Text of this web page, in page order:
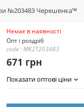
№203483 Черешенка™
Немає в наявності
Опт і роздріб
code : MK2T203483
671 грн
Показати оптові ціни